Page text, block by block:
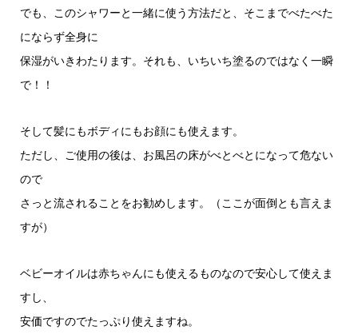
でも、このシャワーと一緒に使う方法だと、そこまでべたべた
にならず全身に
保湿がいきわたります。それも、いちいち塗るのではなく一瞬
で！！
そして髪にもボディにもお顔にも使えます。
ただし、ご使用の後は、お風呂の床がべとべとになって危ない
ので
さっと流されることをお勧めします。（ここが面倒とも言えま
すが）
ベビーオイルは赤ちゃんにも使えるものなので安心して使えま
すし、
安価ですのでたっぷり使えますね。